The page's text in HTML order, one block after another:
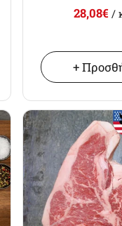
28,08€ /
+